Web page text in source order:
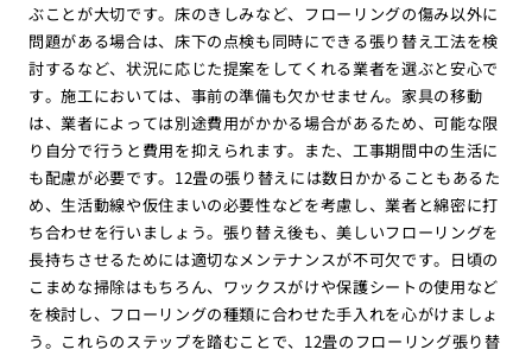
ぶことが大切です。床のきしみなど、フローリングの傷み以外に
問題がある場合は、床下の点検も同時にできる張り替え工法を検
討するなど、状況に応じた提案をしてくれる業者を選ぶと安心で
す。施工においては、事前の準備も欠かせません。家具の移動
は、業者によっては別途費用がかかる場合があるため、可能な限
り自分で行うと費用を抑えられます。また、工事期間中の生活に
も配慮が必要です。12畳の張り替えには数日かかることもあるた
め、生活動線や仮住まいの必要性などを考慮し、業者と綿密に打
ち合わせを行いましょう。張り替え後も、美しいフローリングを
長持ちさせるためには適切なメンテナンスが不可欠です。日頃の
こまめな掃除はもちろん、ワックスがけや保護シートの使用など
を検討し、フローリングの種類に合わせた手入れを心がけましょ
う。これらのステップを踏むことで、12畳のフローリング張り替